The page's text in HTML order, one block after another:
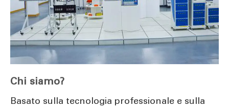
Chi siamo?
Basato sulla tecnologia professionale e sulla